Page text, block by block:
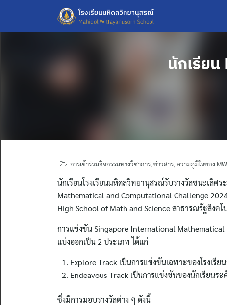
content
นักเรีย
การเข้าร่วมกิจกรรมทางวิชาการ,ข่าวสาร,ความภูมิใจของ
นักเรียนโรงเรียนมหิดลวิทยานุสรณ์รับรางวัลชนะเลิศ
Mathematical and Computational Challenge
High School of Math and Science สาธารณรัฐสิงคโ
การแข่งขัน Singapore International
แบ่งออกเป็น 2 ประเภท ได้แก่
Explore Track เป็นการแข่งขันเฉพาะของโรงเรี
Endeavous Track เป็นการแข่งขันของนักเรียน
ซึ่งมีการมอบรางวัลต่าง ๆ ดังนี้